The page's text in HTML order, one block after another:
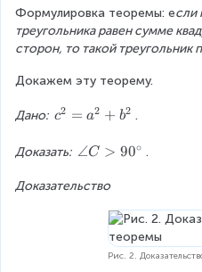
Формулировка теоремы: если
треугольника равен сумме
сторон, то такой треугольник
Докажем эту теорему.
Дано: c
2
a
c2 = a2 + b2 .
Доказать: \
n
∠C > 90∘ .
Доказательство
Рис. 2.